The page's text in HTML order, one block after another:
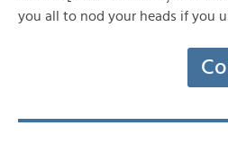
you all to nod your heads if you